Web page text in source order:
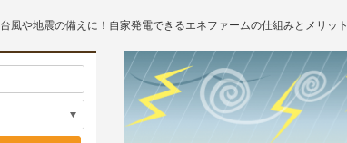
台風や地震の備えに！自家発電できるエネファームの仕組みとメリット